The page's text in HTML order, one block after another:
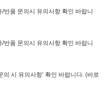
품 문의시 유의사항 확인 바랍니
품 문의시 유의사항 확인 바랍니
시 유의사항' 확인 바랍니다. (바로